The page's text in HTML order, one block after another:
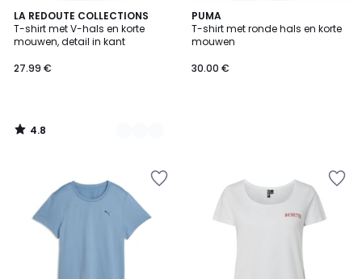
LA REDOUTE COLLECTIONS
T-shirt met V-hals en korte
mouwen, detail in kant
27.99 €
4.8
/ 5
2
Kleuren
4.8
/
PUMA
T-shirt met ronde hals en korte
mouwen
30.00 €